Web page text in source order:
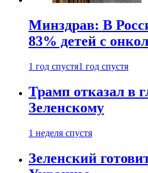
Минздрав: В
83% детей с
1 год спустя1 год спустя
Трамп отказал в
Зеленскому
1 неделя спустя
Зеленский